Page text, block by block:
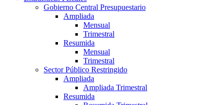
Gobierno Central Presupuestario
Ampliada
Mensual
Trimestral
Resumida
Mensual
Trimestral
Sector Público Restringido
Ampliada
Ampliada Trimestral
Resumida